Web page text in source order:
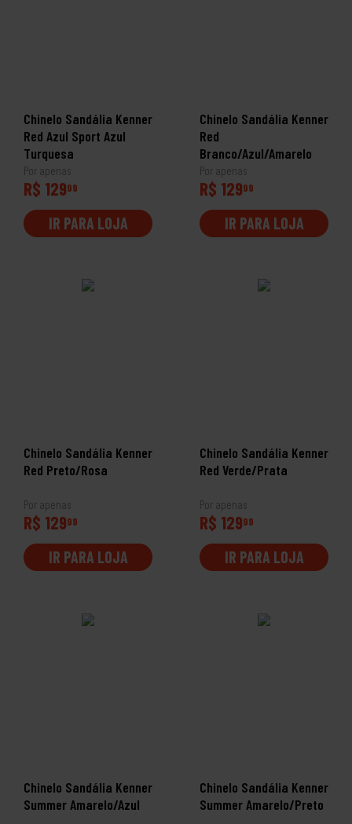
Chinelo Sandália Kenner
Red Azul Sport Azul
Turquesa
Por apenas
R$ 12999
IR PARA LOJA
Chinelo Sandália Kenner
Red
Branco/Azul/Amarelo
Por apenas
R$ 12999
IR PARA LOJA
Chinelo Sandália Kenner
Red Preto/Rosa
Por apenas
R$ 12999
IR PARA LOJA
Chinelo Sandália Kenner
Red Verde/Prata
Por apenas
R$ 12999
IR PARA LOJA
Chinelo Sandália Kenner
Summer Amarelo/Azul
Chinelo Sandália Kenner
Summer Amarelo/Preto